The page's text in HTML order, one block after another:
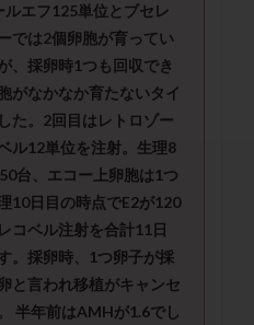
エフ125単位とブセレ
では2個卵胞が育ってい
、採卵時1つも回収でき
がなかなか育たないタイ
た。2回目はレトロゾー
ル12単位を注射。生理8
台、エコー上卵胞は1つ
10日目の時点でE2が120
コベル注射を合計11日
。採卵時、1つ卵子が採
と言われ移植がキャンセ
半年前はAMHが1.6でし
ックスレス
ダイエット
ート嚢胞
チラーヂン
ネフローゼ症候群
ピックアップ障害
フーナーテスト
グメント
プラセンタ
ル
ふりかけ法
ドニン
プレマリン